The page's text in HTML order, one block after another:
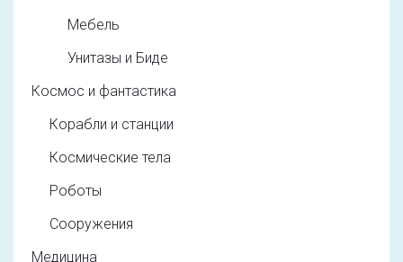
Мебель
Унитазы и Биде
Космос и фантастика
Корабли и станции
Космические тела
Роботы
Сооружения
Медицина